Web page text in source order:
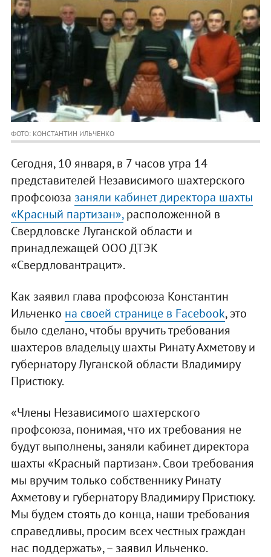
ФОТО: КОНСТАНТИН ИЛЬЧЕНКО
Сегодня, 10 января, в 7 часов утра 14
представителей Независимого шахтерского
профсоюза заняли кабинет директора шахты
«Красный партизан»,расположенной в
Свердловске Луганской области и
принадлежащей ООО ДТЭК
«Свердловантрацит».
Как заявил глава профсоюза Константин
Ильченко на своей странице в Facebook, это
было сделано, чтобы вручить требования
шахтеров владельцу шахты Ринату Ахметову и
губернатору Луганской области Владимиру
Пристюку.
«Члены Независимого шахтерского
профсоюза, понимая, что их требования не
будут выполнены, заняли кабинет директора
шахты «Красный партизан». Свои требования
мы вручим только собственнику Ринату
Ахметову и губернатору Владимиру Пристюку.
Мы будем стоять до конца, наши требования
справедливы, просим всех честных граждан
нас поддержать», – заявил Ильченко.